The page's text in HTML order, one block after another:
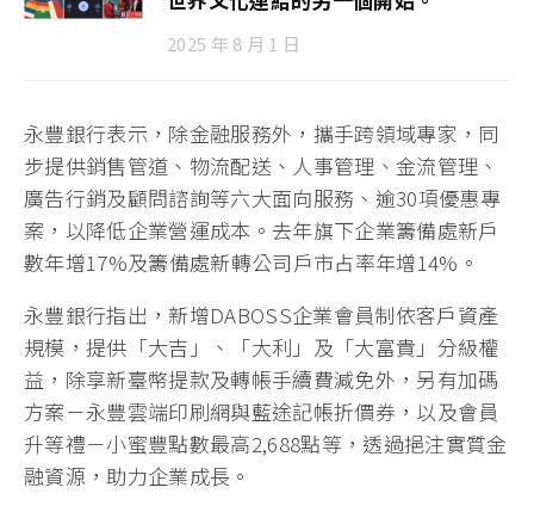
2025 年 8 月 1 日
永豐銀行表示，除金融服務外，攜手跨領域專家，同
步提供銷售管道、物流配送、人事管理、金流管理、
廣告行銷及顧問諮詢等六大面向服務、逾30項優惠專
案，以降低企業營運成本。去年旗下企業籌備處新戶
數年增17%及籌備處新轉公司戶市占率年增14%。
永豐銀行指出，新增DABOSS企業會員制依客戶資產
規模，提供「大吉」、「大利」及「大富貴」分級權
益，除享新臺幣提款及轉帳手續費減免外，另有加碼
方案－永豐雲端印刷網與藍途記帳折價券，以及會員
升等禮－小蜜豐點數最高2,688點等，透過挹注實質金
融資源，助力企業成長。